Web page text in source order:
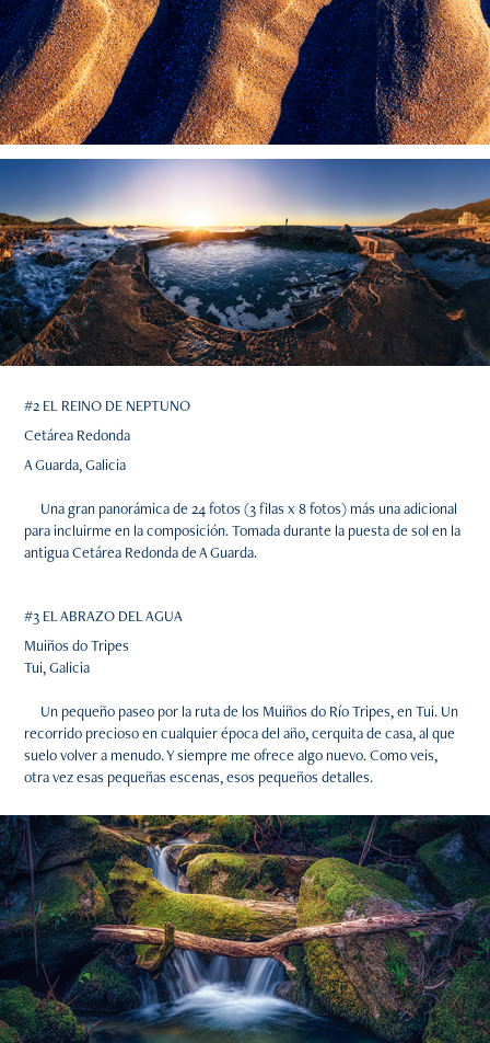
#2 EL REINO DE NEPTUNO
Cetárea Redonda
A Guarda, Galicia
Una gran panorámica de 24 fotos (3 filas x 8 fotos) más una adicional
para incluirme en la composición. Tomada durante la puesta de sol en la
antigua Cetárea Redonda de A Guarda.
#3 EL ABRAZO DEL AGUA
Muiños do Tripes
Tui, Galicia
Un pequeño paseo por la ruta de los Muiños do Río Tripes, en Tui. Un
recorrido precioso en cualquier época del año, cerquita de casa, al que
suelo volver a menudo. Y siempre me ofrece algo nuevo. Como veis,
otra vez esas pequeñas escenas, esos pequeños detalles.